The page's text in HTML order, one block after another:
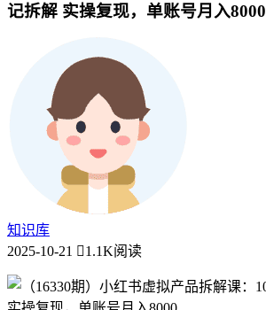
记拆解 实操复现，单账号月入8000
知识库
2025-10-21
1.1K阅读